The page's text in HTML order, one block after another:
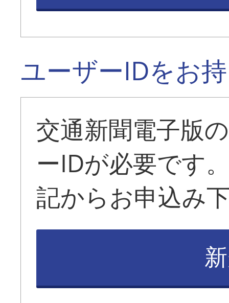
ユーザーIDをお
交通新聞電子版
ーIDが必要です
記からお申込み